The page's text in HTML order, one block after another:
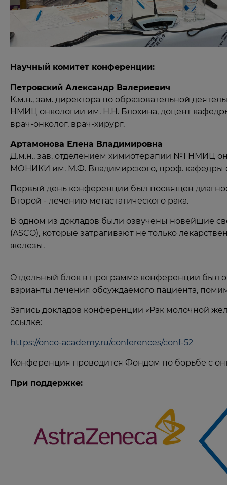
Научный комитет конференции:
Петровский Александр Валериевич
К.м.н., зам. директора по образовательной
НМИЦ онкологии им. Н.Н. Блохина, доцент
врач-онколог, врач-хирург.
Артамонова Елена Владимировна
Д.м.н., зав. отделением химиотерапии №1 НМИЦ
МОНИКИ им. М.Ф. Владимирского, проф. кафедры
Первый день конференции был посвящен
Второй - лечению метастатического рака.
В одном из докладов были озвучены новейшие
(ASCO), которые затрагивают не только
железы.
Отдельный блок в программе конференции был
варианты лечения обсуждаемого пациента,
Запись докладов конференции «Рак молочной
ссылке:
https://onco-academy.ru/conferences/conf-52
Конференция проводится Фондом по борьбе с
При поддержке: